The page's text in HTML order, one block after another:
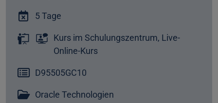
5 Tage
Kurs im Schulungszentrum, Live-
Online-Kurs
D95505GC10
Oracle Technologien